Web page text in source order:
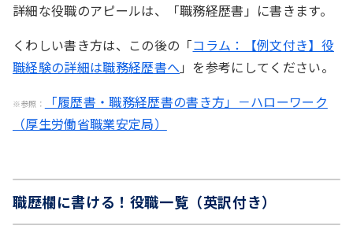
詳細な役職のアピールは、「職務経歴書」に書きます。
くわしい書き方は、この後の「コラム：【例文付き】役
職経験の詳細は職務経歴書へ 」を参考にしてください。
※参照：
「履歴書・職務経歴書の書き方」－ハローワーク
（厚生労働省職業安定局）
職歴欄に書ける！役職一覧（英訳付き）